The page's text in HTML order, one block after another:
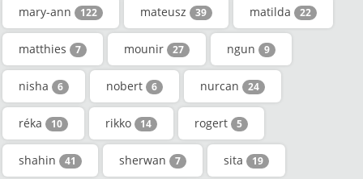
mary-ann 122 mateusz 39 matilda 22
matthies 7 mounir 27 ngun 9
nisha 6 nobert 6 nurcan 24
réka 10 rikko 14 rogert 5
shahin 41 sherwan 7 sita 19